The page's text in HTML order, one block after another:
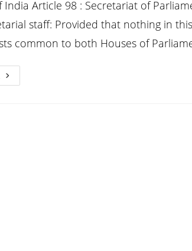
Article 98 : Secretariat of
staff: Provided that nothing in
common to both Houses of
Constitution
Article